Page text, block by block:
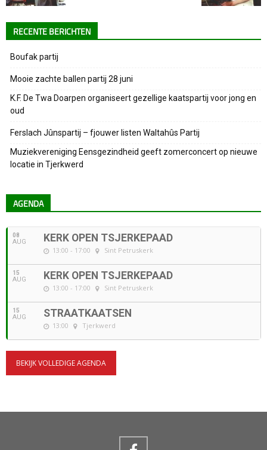
RECENTE BERICHTEN
Boufak partij
Mooie zachte ballen partij 28 juni
K.F. De Twa Doarpen organiseert gezellige kaatspartij voor jong en
oud
Ferslach Jûnspartij – fjouwer listen Waltahûs Partij
Muziekvereniging Eensgezindheid geeft zomerconcert op nieuwe
locatie in Tjerkwerd
AGENDA
08
AUG KERK OPEN TSJERKEPAAD
13:00 - 17:00 Sint Petruskerk
15
AUG KERK OPEN TSJERKEPAAD
13:00 - 17:00 Sint Petruskerk
15
AUG STRAATKAATSEN
13:00 Tjerkwerd
BEKIJK VOLLEDIGE AGENDA